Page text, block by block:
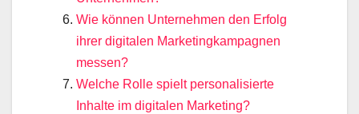
Wie können Unternehmen den Erfolg
ihrer digitalen Marketingkampagnen
messen?
Welche Rolle spielt personalisierte
Inhalte im digitalen Marketing?